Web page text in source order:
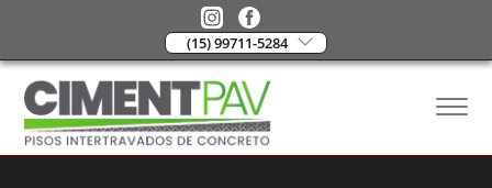
(15) 99711-5284